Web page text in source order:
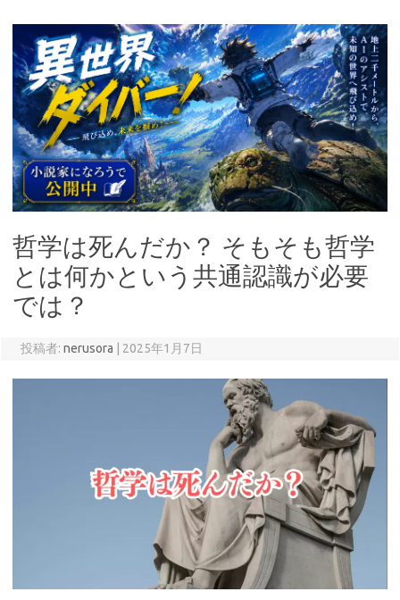
哲学は死んだか？ そもそも哲学
とは何かという共通認識が必要
では？
投稿者: nerusora 2025年1月7日